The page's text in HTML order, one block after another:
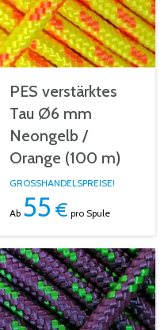
PES verstärktes
Tau Ø6 mm
Neongelb /
Orange (100 m)
GROSSHANDELSPREISE!
Ab 55 € pro Spule